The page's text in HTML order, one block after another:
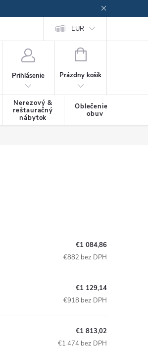
EUR
Prihlásenie
NÁKUPNÝ
Prázdny košík
Nerezový &
reštauračný
nábytok
Oblečenie &
obuv
€1 084,86
€882 bez DPH
€1 129,14
€918 bez DPH
€1 813,02
€1 474 bez DPH